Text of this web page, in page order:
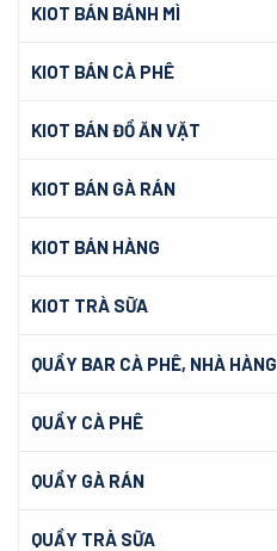
KIOT BÁN BÁNH MÌ
KIOT BÁN CÀ PHÊ
KIOT BÁN ĐỒ ĂN VẶT
KIOT BÁN GÀ RÁN
KIOT BÁN HÀNG
KIOT TRÀ SỮA
QUẦY BAR CÀ PHÊ, NHÀ HÀNG
QUẦY CÀ PHÊ
QUẦY GÀ RÁN
QUẦY TRÀ SỮA